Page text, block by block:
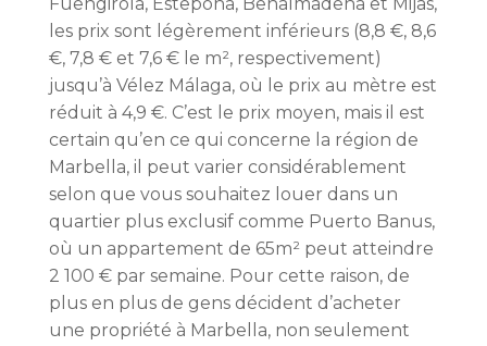
les prix sont légèrement inférieurs (8,8 €, 8,6
€, 7,8 € et 7,6 € le m², respectivement)
jusqu’à Vélez Málaga, où le prix au mètre est
réduit à 4,9 €. C’est le prix moyen, mais il est
certain qu’en ce qui concerne la région de
Marbella, il peut varier considérablement
selon que vous souhaitez louer dans un
quartier plus exclusif comme Puerto Banus,
où un appartement de 65m² peut atteindre
2 100 € par semaine. Pour cette raison, de
plus en plus de gens décident d’acheter
une propriété à Marbella, non seulement